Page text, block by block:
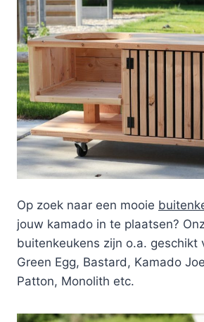
Op zoek naar een mooie
jouw kamado in te plaatsen?
buitenkeukens zijn o.a. geschikt
Green Egg, Bastard, Kamado
Patton, Monolith etc.